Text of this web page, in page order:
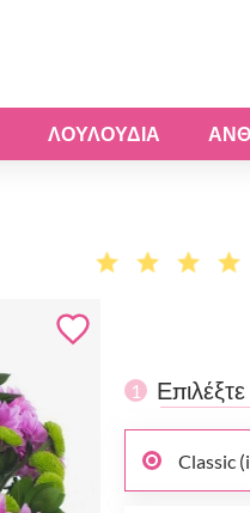
ΛΟΥΛΟΎΔΙΑ
1
Classic